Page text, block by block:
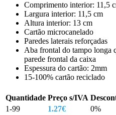
Comprimento interior: 11,5
Largura interior: 11,5 cm
Altura interior: 13 cm
Cartão microcanelado
Paredes laterais reforçadas
Aba frontal do tampo longa
parede frontal da caixa
Espessura do cartão: 2mm
15-100% cartão reciclado
Quantidade Preço s/IVA
1-99
1.27€
0%